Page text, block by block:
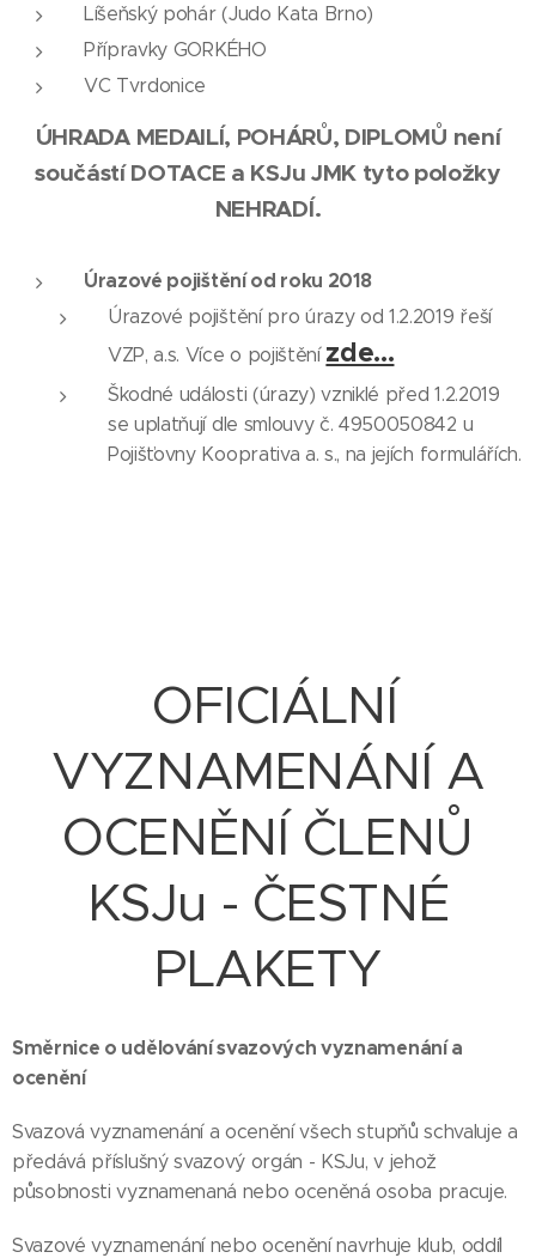
Líšeňský pohár (Judo Kata Brno)
Přípravky GORKÉHO
VC Tvrdonice
ÚHRADA MEDAILÍ, POHÁRŮ, DIPLOMŮ není
součástí DOTACE a KSJu JMK tyto položky
NEHRADÍ.
Úrazové pojištění od roku 2018
Úrazové pojištění pro úrazy od 1.2.2019 řeší
VZP, a.s. Více o pojištění zde...
Škodné události (úrazy) vzniklé před 1.2.2019
se uplatňují dle smlouvy č. 4950050842 u
Pojišťovny Kooprativa a. s., na jejích formulářích.
OFICIÁLNÍ
VYZNAMENÁNÍ A
OCENĚNÍ ČLENŮ
KSJu - ČESTNÉ
PLAKETY
Směrnice o udělování svazových vyznamenání a
ocenění
Svazová vyznamenání a ocenění všech stupňů schvaluje a
předává příslušný svazový orgán - KSJu, v jehož
působnosti vyznamenaná nebo oceněná osoba pracuje.
Svazové vyznamenání nebo ocenění navrhuje klub, oddíl